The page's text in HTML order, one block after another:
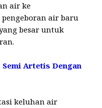
air ke
air baru
besar untuk
Artetis Dengan
keluhan air